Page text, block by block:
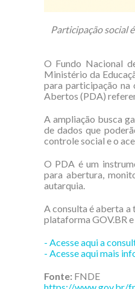
Participação social
O Fundo Nacional
Ministério da
para participação na
Abertos (PDA)
A ampliação busca
de dados que
controle social e o
O PDA é um
para abertura,
autarquia.
A consulta é aberta a
plataforma GOV.BR
- Acesse aqui a
- Acesse aqui mais
Fonte: FNDE